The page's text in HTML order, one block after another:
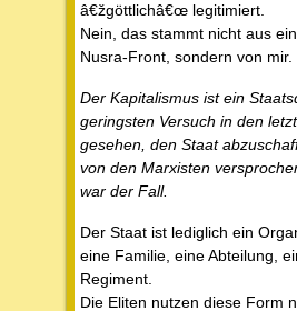
â€žgöttlichâ€œ legitimiert.
Nein, das stammt nicht aus
Nusra-Front, sondern von mir.
Der Kapitalismus ist ein
geringsten Versuch in den
gesehen, den Staat
von den Marxisten
war der Fall.
Der Staat ist lediglich ein
eine Familie, eine Abteilung,
Regiment.
Die Eliten nutzen diese Form